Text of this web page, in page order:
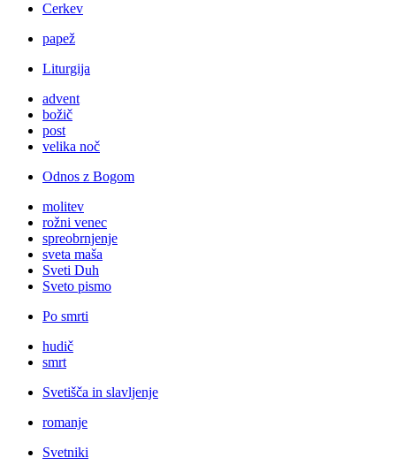
Cerkev
papež
Liturgija
advent
božič
post
velika noč
Odnos z Bogom
molitev
rožni venec
spreobrnjenje
sveta maša
Sveti Duh
Sveto pismo
Po smrti
hudič
smrt
Svetišča in slavljenje
romanje
Svetniki